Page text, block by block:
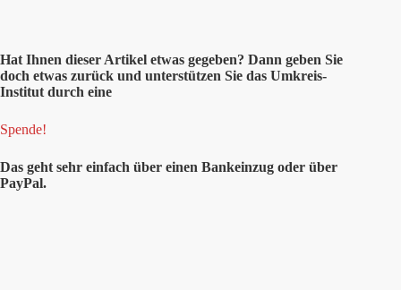
Hat Ihnen dieser Artikel etwas gegeben? Dann geben Sie
doch etwas zurück und unterstützen Sie das Umkreis-
Institut durch eine
Spende!
Das geht sehr einfach über einen Bankeinzug oder über
PayPal.